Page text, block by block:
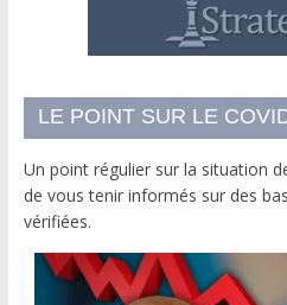
LE POINT SUR LE
Un point régulier sur la situation
de vous tenir informés sur des
vérifiées.